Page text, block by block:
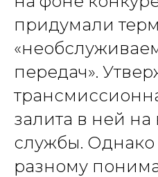
придумали
передач».
залита в ней на
службы. Однако
разному